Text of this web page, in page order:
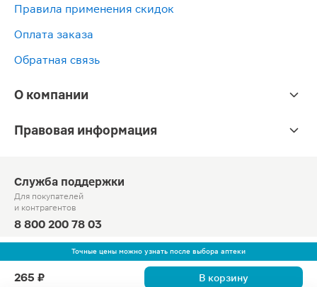
Точные цены можно узнать после выбора аптеки
265 ₽ В корзину
Правила применения скидок
Оплата заказа
Обратная связь
О компании
Правовая информация
Служба поддержки
Для покупателей
и контрагентов
8 800 200 78 03
Круглосуточно, звонок по России бесплатный
© Официальный сайт сети «Магнит».